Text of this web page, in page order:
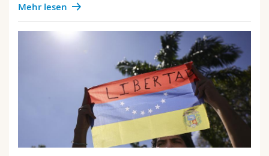
Mehr lesen